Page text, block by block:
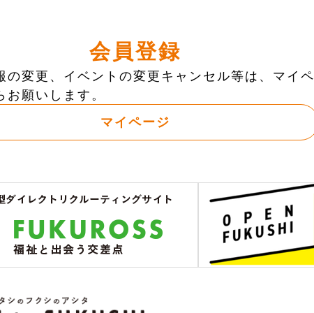
会員登録
の変更、イベントの変更キャンセル等は、マイペ
お願いします。
マイページ